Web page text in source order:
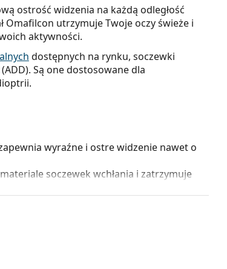
ostrość widzenia na każdą odległość
utrzymuje Twoje oczy świeże i
aktywności.
dostępnych na rynku, soczewki
Są one dostosowane dla
wyraźne i ostre widzenie nawet o
soczewek wchłania i zatrzymuje
odpowiednie dla użytkowników
i dezynfekcję.